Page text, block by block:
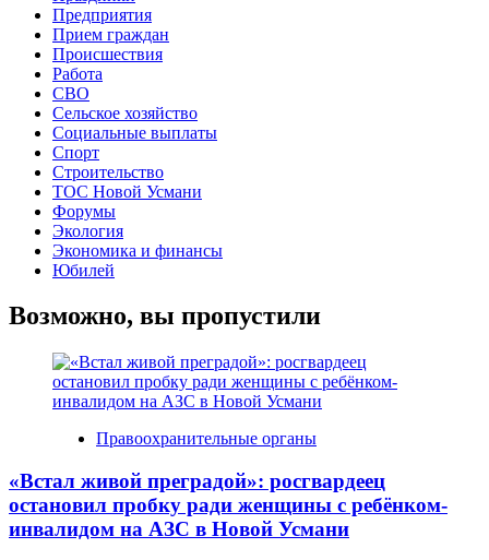
Предприятия
Прием граждан
Происшествия
Работа
СВО
Сельское хозяйство
Социальные выплаты
Спорт
Строительство
ТОС Новой Усмани
Форумы
Экология
Экономика и финансы
Юбилей
Возможно, вы пропустили
Правоохранительные органы
«Встал живой преградой»: росгвардеец
остановил пробку ради женщины с ребёнком-
инвалидом на АЗС в Новой Усмани